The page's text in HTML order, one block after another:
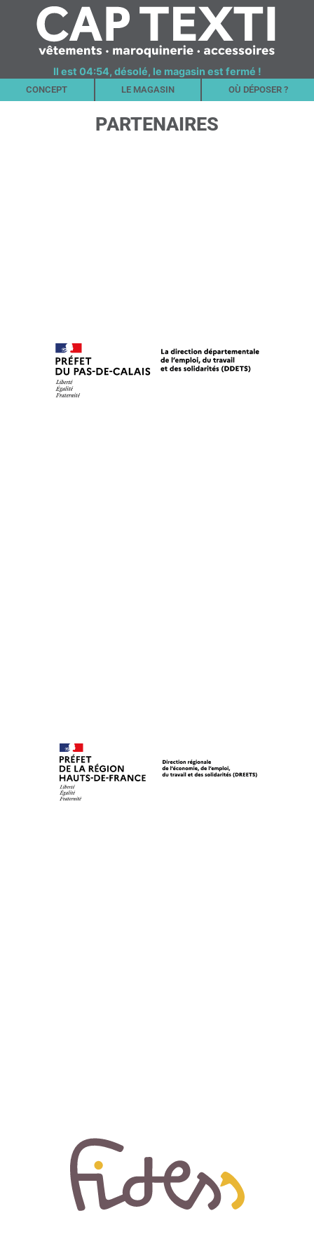
Il est 04:54, désolé, le magasin est fermé !
CONCEPT LE MAGASIN OÙ DÉPOSER ?
PARTENAIRES